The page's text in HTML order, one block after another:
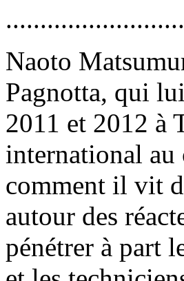
Naoto
Pagnotta, qui
2011 et 2012 à
international au
comment il vit
autour des
pénétrer à part